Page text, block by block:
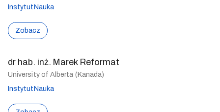
Instytut Nauka
Zobacz
dr hab. inż. Marek Reformat
University of Alberta (Kanada)
Instytut Nauka